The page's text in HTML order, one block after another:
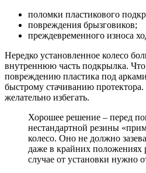
поломки пластикового
повреждения брызговиков;
преждевременного износа
Нередко установленное колесо
внутреннюю часть подкрылка.
повреждению пластика под
быстрому стачиванию
желательно избегать.
Хорошее решение – перед
нестандартной резины
колесо. Оно не должно
даже в крайних положениях
случае от установки нужно